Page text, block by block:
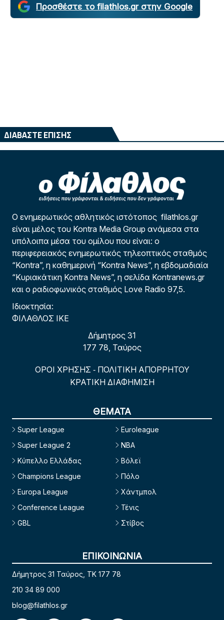
Προσθέστε το filathlos.gr στην Google
ΔΙΑΒΑΣΤΕ ΕΠΙΣΗΣ
Ο ενημερωτικός αθλητικός ιστότοπος filathlos.gr
είναι μέλος του Kontra Media Group ανάμεσα στα
υπόλοιπα μέσα του ομίλου που είναι: ο
περιφερειακός ενημερωτικός τηλεοπτικός σταθμός
“Kontra”, η καθημερινή “Kontra News”, η εβδομαδιαία
“Κυριακάτικη Kontra News”, η σελίδα Kontranews.gr
και ο ραδιοφωνικός σταθμός Love Radio 97,5.
Ιδιοκτησία:
ΦΙΛΑΘΛΟΣ ΙΚΕ
Δήμητρος 31
177 78, Ταύρος
ΟΡΟΙ ΧΡΗΣΗΣ - ΠΟΛΙΤΙΚΗ ΑΠΟΡΡΗΤΟΥ
ΚΡΑΤΙΚΗ ΔΙΑΦΗΜΙΣΗ
ΘΕΜΑΤΑ
Super League
Super League 2
Κύπελλο Ελλάδας
Champions League
Europa League
Conference League
GBL
Euroleague
NBA
Βόλεϊ
Πόλο
Χάντμπολ
Τένις
Στίβος
ΕΠΙΚΟΙΝΩΝΙΑ
Δήμητρος 31 Ταύρος, TK 177 78
210 34 89 000
blog@filathlos.gr